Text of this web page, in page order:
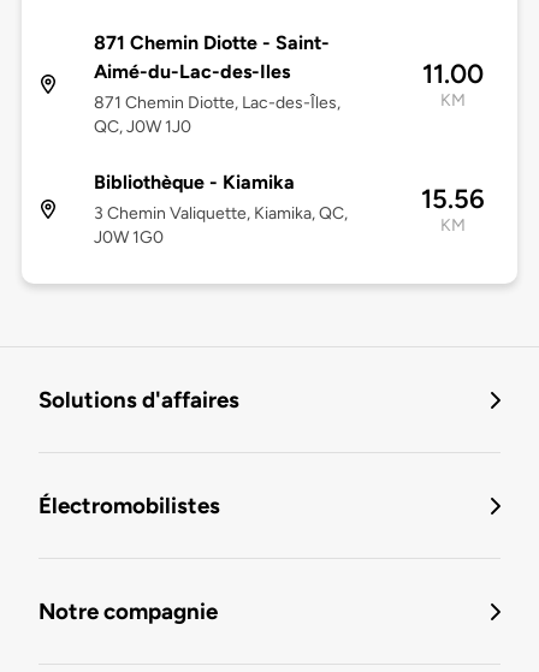
871 Chemin Diotte - Saint-
Aimé-du-Lac-des-Iles
871 Chemin Diotte, Lac-des-Îles,
QC, J0W 1J0
11.00
KM
Bibliothèque - Kiamika
3 Chemin Valiquette, Kiamika, QC,
J0W 1G0
15.56
KM
Solutions d'affaires
Électromobilistes
Notre compagnie